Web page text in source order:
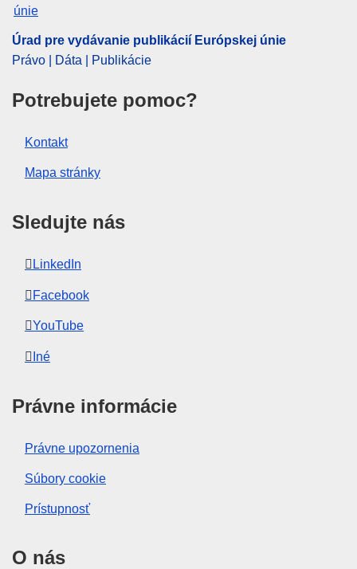
Úrad pre vydávanie publikácií Európskej únie
Právo | Dáta | Publikácie
Potrebujete pomoc?
Kontakt
Mapa stránky
Sledujte nás
LinkedIn
Facebook
YouTube
Iné
Právne informácie
Právne upozornenia
Súbory cookie
Prístupnosť
O nás